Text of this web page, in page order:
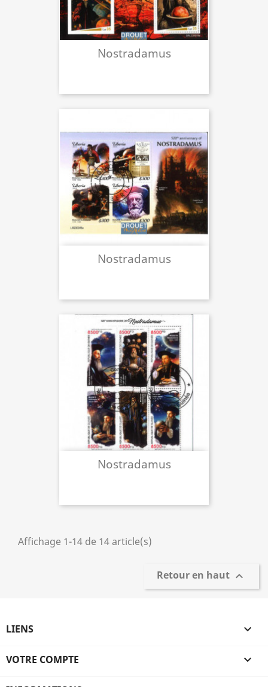
Nostradamus
Nostradamus
Nostradamus
Affichage 1-14 de 14 article(s)
Retour en haut 
LIENS 
VOTRE COMPTE 